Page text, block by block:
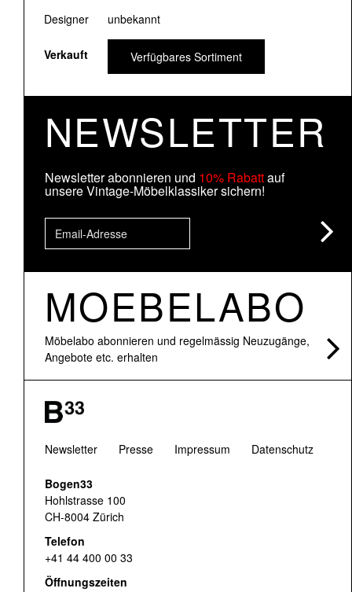
Designer
unbekannt
Verkauft Verfügbares Sortiment
NEWSLETTER
Newsletter abonnieren und 10% Rabattauf
unsere Vintage-Möbelklassiker sichern!
MOEBELABO
Möbelabo abonnieren und regelmässig Neuzugänge,
Angebote etc. erhalten
Newsletter Presse Impressum Datenschutz
Bogen33
Hohlstrasse 100
CH-8004 Zürich
Telefon
+41 44 400 00 33
Öffnungszeiten